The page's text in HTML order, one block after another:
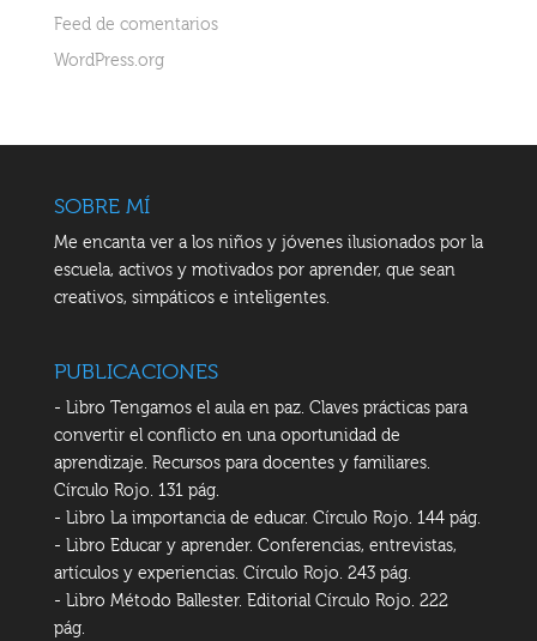
Feed de comentarios
WordPress.org
SOBRE MÍ
Me encanta ver a los niños y jóvenes ilusionados por la
escuela, activos y motivados por aprender, que sean
creativos, simpáticos e inteligentes.
PUBLICACIONES
- Libro Tengamos el aula en paz. Claves prácticas para
convertir el conflicto en una oportunidad de
aprendizaje. Recursos para docentes y familiares.
Círculo Rojo. 131 pág.
- Libro La importancia de educar. Círculo Rojo. 144 pág.
- Libro Educar y aprender. Conferencias, entrevistas,
artículos y experiencias. Círculo Rojo. 243 pág.
- Libro Método Ballester. Editorial Círculo Rojo. 222
pág.